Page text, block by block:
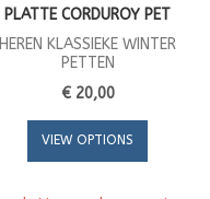
PLATTE CORDUROY PET
HEREN KLASSIEKE WINTER
PETTEN
€ 20,00
VIEW OPTIONS